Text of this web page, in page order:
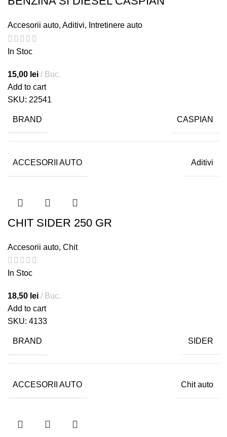
Accesorii auto, Aditivi, Intretinere auto
In Stoc
15,00 lei
Buc.
Add to cart
SKU: 22541
BRAND CASPIAN
ACCESORII AUTO Aditivi
CHIT SIDER 250 GR
Accesorii auto, Chit
In Stoc
18,50 lei
Buc.
Add to cart
SKU: 4133
BRAND SIDER
ACCESORII AUTO Chit auto